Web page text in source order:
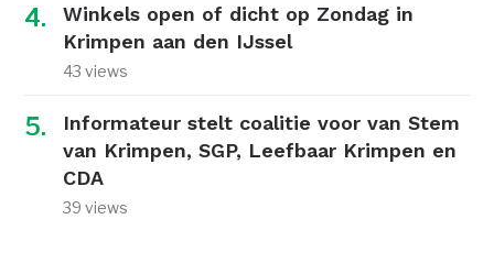
Winkels open of dicht op Zondag in
Krimpen aan den IJssel
43 views
Informateur stelt coalitie voor van Stem
van Krimpen, SGP, Leefbaar Krimpen en
CDA
39 views